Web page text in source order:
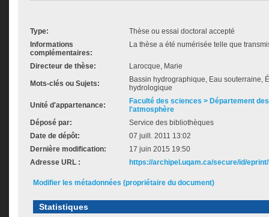
Type:
Thèse ou essai doctoral accepté
Informations
complémentaires:
La thèse a été numérisée telle que
Directeur de thèse: Larocque, Marie
Mots-clés ou Sujets:
Bassin hydrographique, Eau souterraine,
hydrologique
Unité d'appartenance:
Faculté des sciences > Département
l'atmosphère
Déposé par:
Service des bibliothèques
Date de dépôt:
07 juill. 2011 13:02
Dernière modification:
17 juin 2015 19:50
Adresse URL :
https://archipel.uqam.ca/secure/id/
Modifier les métadonnées (propriétaire du document)
Statistiques